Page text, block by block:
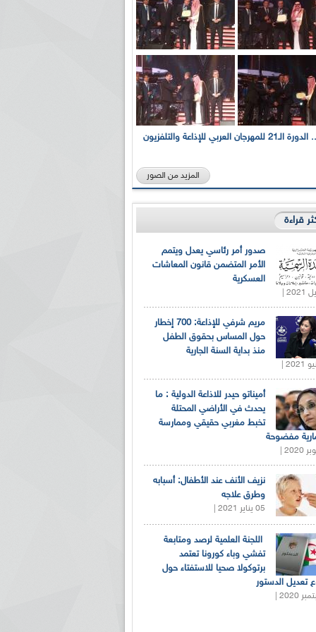
بالصور... الدورة الـ21 للمهرجان العربي للإذاعة والتلفزيون
المزيد من الصور
قراءة
صدور أمر رئاسي يعدل ويتمم
الأمر المتضمن قانون المعاشات
العسكرية
مريم شرفي للإذاعة: 700 إخطار
حول المساس بحقوق الطفل
منذ بداية السنة الجارية
أميناتو حيدر للاذاعة الدولية : ما
يحدث في الأراضي المحتلة
تخبط مغربي حقيقي وممارسة
مفضوحة
نزيف الأنف عند الأطفال: أسبابه
وطرق علاجه
05 يناير 2021 |
اللجنة العلمية لرصد ومتابعة
تفشي وباء كورونا تعتمد
برتوكولا صحيا للاستفتاء حول
تعديل الدستور